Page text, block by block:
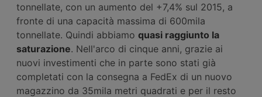
tonnellate, con un aumento del +7,4% sul 2015, a
fronte di una capacità massima di 600mila
tonnellate. Quindi abbiamo quasi raggiunto la
saturazione. Nell'arco di cinque anni, grazie ai
nuovi investimenti che in parte sono stati già
completati con la consegna a FedEx di un nuovo
magazzino da 35mila metri quadrati e per il resto